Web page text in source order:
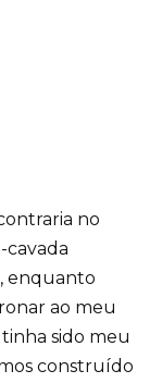
no
cavada
enquanto
ao meu
sido meu
construído